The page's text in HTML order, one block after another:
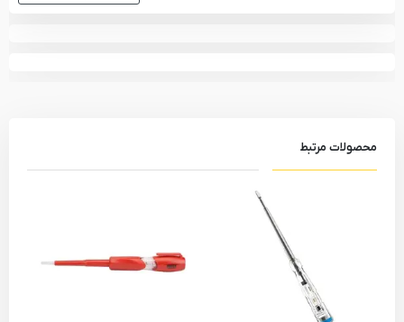
محصولات مرتبط